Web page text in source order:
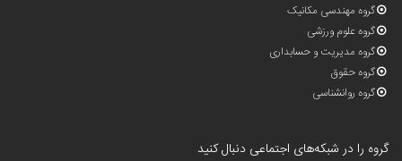
گروه مهندسی مکانیک
گروه علوم ورزشی
گروه مدیریت و حسابداری
گروه حقوق
گروه روانشناسی
گروه را در شبکه‌های اجتماعی دنبال کنید